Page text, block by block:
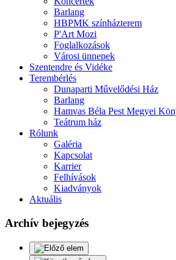
Barlang
HBPMK színházterem
P'Art Mozi
Foglalkozások
Városi ünnepek
Szentendre és Vidéke
Terembérlés
Dunaparti Művelődési Ház
Barlang
Hamvas Béla Pest Megyei
Teátrum ház
Rólunk
Galéria
Kapcsolat
Karrier
Felhívások
Kiadványok
Aktuális
Archív bejegyzés